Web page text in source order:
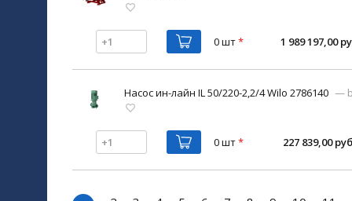
0 шт* 1 989 197,00
Насос ин-лайн IL 50/220-2,2/4 Wilo 2786140 —
0 шт* 227 839,00